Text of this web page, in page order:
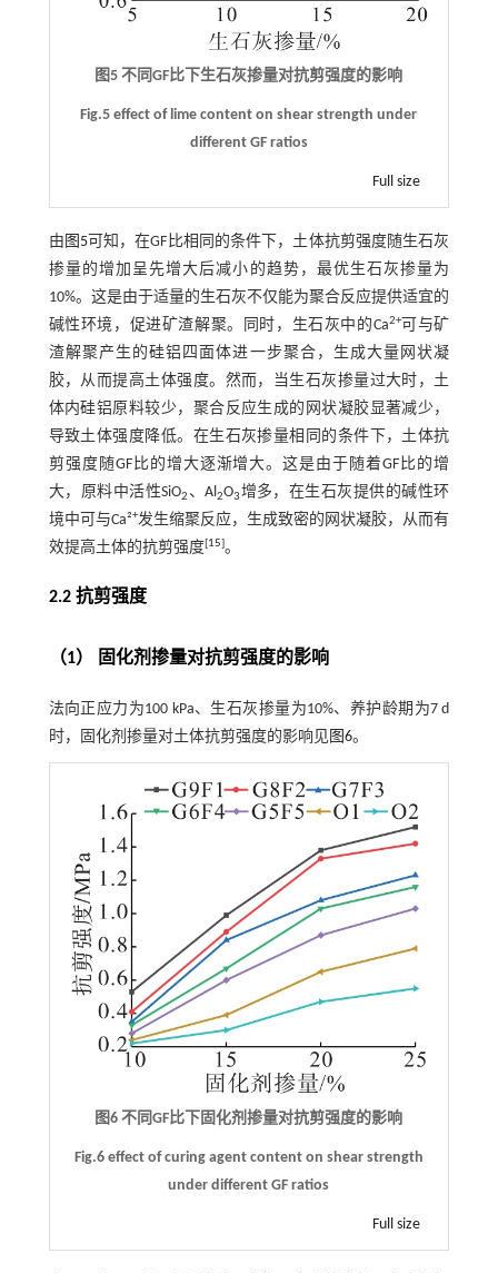
图5 不同GF比下生石灰掺量对抗剪强度的影响
Fig.5 effect of lime content on shear strength under
different GF ratios
Full size
由 图5可知，在GF比相同的条件下，土体抗剪强度随生石灰
掺量的增加呈先增大后减小的趋势，最优生石灰掺量为
10%。这是由于适量的生石灰不仅能为聚合反应提供适宜的
碱性环境，促进矿渣解聚。同时，生石灰中的Ca2+可与矿
渣解聚产生的硅铝四面体进一步聚合，生成大量网状凝
胶，从而提高土体强度。然而，当生石灰掺量过大时，土
体内硅铝原料较少，聚合反应生成的网状凝胶显著减少，
导致土体强度降低。在生石灰掺量相同的条件下，土体抗
剪强度随GF比的增大逐渐增大。这是由于随着GF比的增
大，原料中活性SiO2 、Al2O3增多，在生石灰提供的碱性环
境中可与Ca²+发生缩聚反应，生成致密的网状凝胶，从而有
效提高土体的抗剪强度[15]。
2.2 抗剪强度
（1） 固化剂掺量对抗剪强度的影响
法向正应力为100 kPa、生石灰掺量为10%、养护龄期为7 d
时，固化剂掺量对土体抗剪强度的影响见图6。
图6 不同GF比下固化剂掺量对抗剪强度的影响
Fig.6 effect of curing agent content on shear strength
under different GF ratios
Full size